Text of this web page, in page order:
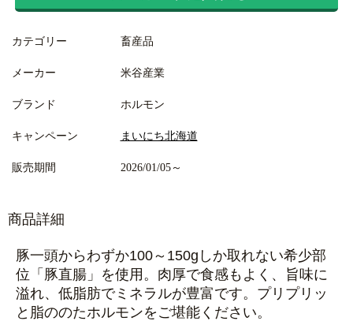
カテゴリー 畜産品
メーカー 米谷産業
ブランド ホルモン
キャンペーン まいにち北海道
販売期間 2026/01/05～
商品詳細
豚一頭からわずか100～150gしか取れない希少部
位「豚直腸」を使用。肉厚で食感もよく、旨味に
溢れ、低脂肪でミネラルが豊富です。プリプリッ
と脂ののたホルモンをご堪能ください。